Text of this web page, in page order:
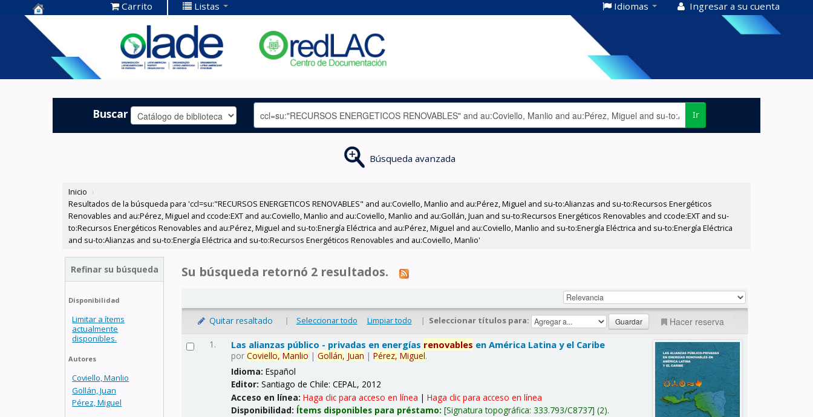
Centro de
Documentación
OLADE -
Carrito Listas Idiomas Ingresar a su cuenta
Buscar Ir
Búsqueda avanzada
Inicio ›
Resultados de la búsqueda para 'ccl=su:"RECURSOS ENERGETICOS RENOVABLES" and au:Coviello, Manlio and au:Pérez, Miguel and su-to:Alianzas and su-to:Recursos Energéticos
Renovables and au:Pérez, Miguel and ccode:EXT and au:Coviello, Manlio and au:Coviello, Manlio and au:Gollán, Juan and su-to:Recursos Energéticos Renovables and ccode:EXT and su-
to:Recursos Energéticos Renovables and au:Pérez, Miguel and su-to:Energía Eléctrica and au:Pérez, Miguel and au:Coviello, Manlio and su-to:Energía Eléctrica and su-to:Energía Eléctrica
and su-to:Alianzas and su-to:Energía Eléctrica and su-to:Recursos Energéticos Renovables and au:Coviello, Manlio'
Refinar su búsqueda
Disponibilidad
Limitar a ítems
actualmente
disponibles.
Autores
Coviello, Manlio
Gollán, Juan
Pérez, Miguel
Su búsqueda retornó 2 resultados.
Quitar resaltado | Seleccionar todo Limpiar todo | Seleccionar títulos para: Hacer reserva
1. Las alianzas público - privadas en energías renovables en América Latina y el Caribe
porCoviello, Manlio |Gollán, Juan |Pérez, Miguel.
Idioma:Español
Editor:Santiago de Chile: CEPAL, 2012
Acceso en línea:Haga clic para acceso en línea |Haga clic para acceso en línea
Disponibilidad: Ítems disponibles para préstamo: Signatura topográfica:333.793/C8737 (2).